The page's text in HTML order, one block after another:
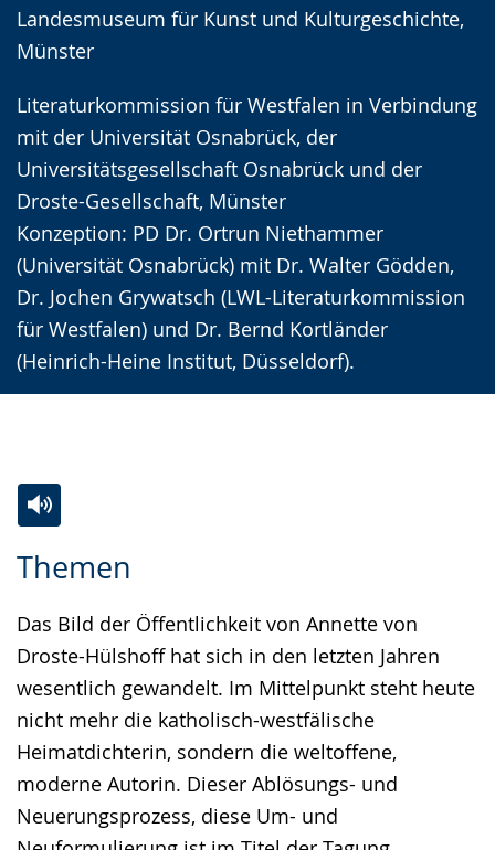
Landesmuseum für Kunst und Kulturgeschichte,
Münster
Literaturkommission für Westfalen in Verbindung
mit der Universität Osnabrück, der
Universitätsgesellschaft Osnabrück und der
Droste-Gesellschaft, Münster
Konzeption: PD Dr. Ortrun Niethammer
(Universität Osnabrück) mit Dr. Walter Gödden,
Dr. Jochen Grywatsch (LWL-Literaturkommission
für Westfalen) und Dr. Bernd Kortländer
(Heinrich-Heine Institut, Düsseldorf).
wird
angezeigt.
Themen
Das Bild der Öffentlichkeit von Annette von
Droste-Hülshoff hat sich in den letzten Jahren
wesentlich gewandelt. Im Mittelpunkt steht heute
nicht mehr die katholisch-westfälische
Heimatdichterin, sondern die weltoffene,
moderne Autorin. Dieser Ablösungs- und
Neuerungsprozess, diese Um- und
Leichten
wechseln.
Audio-
Video
Deutscher
Gebärdensprache
wird
angezeigt.